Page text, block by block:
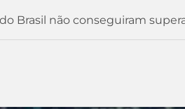
Brasil não conseguiram